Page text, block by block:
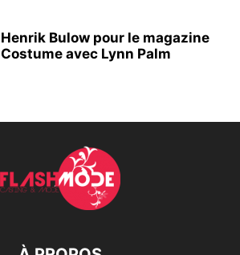
Henrik Bulow pour le magazine
Costume avec Lynn Palm